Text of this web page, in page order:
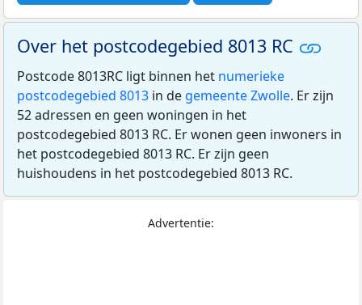
Over het postcodegebied 8013 RC
Postcode 8013RC ligt binnen het numerieke
postcodegebied 8013 in de gemeente Zwolle. Er zijn
52 adressen en geen woningen in het
postcodegebied 8013 RC. Er wonen geen inwoners in
het postcodegebied 8013 RC. Er zijn geen
huishoudens in het postcodegebied 8013 RC.
Advertentie: